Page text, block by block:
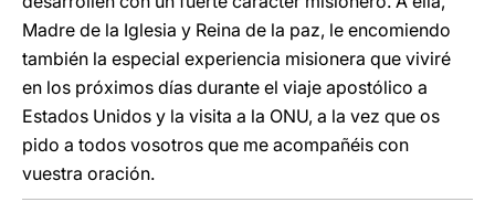
Madre de la Iglesia y Reina de la paz, le encomiendo
también la especial experiencia misionera que viviré
en los próximos días durante el viaje apostólico a
Estados Unidos y la visita a la ONU, a la vez que os
pido a todos vosotros que me acompañéis con
vuestra oración.